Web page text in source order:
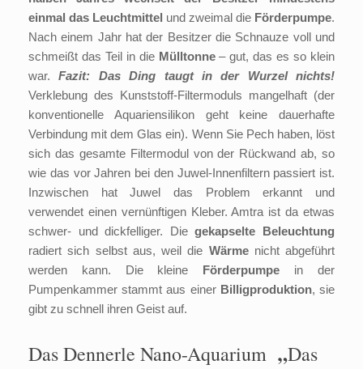
einmal das Leuchtmittel und zweimal die Förderpumpe.
Nach einem Jahr hat der Besitzer die Schnauze voll und
schmeißt das Teil in die Mülltonne– gut, das es so klein
war.Fazit: Das Ding taugt in der Wurzel nichts!
Verklebung des Kunststoff-Filtermoduls mangelhaft (der
konventionelle Aquariensilikon geht keine dauerhafte
Verbindung mit dem Glas ein). Wenn Sie Pech haben, löst
sich das gesamte Filtermodul von der Rückwand ab, so
wie das vor Jahren bei den Juwel-Innenfiltern passiert ist.
Inzwischen hat Juwel das Problem erkannt und
verwendet einen vernünftigen Kleber. Amtra ist da etwas
schwer- und dickfelliger. Diegekapselte Beleuchtung
radiert sich selbst aus, weil die Wärmenicht abgeführt
werden kann. Die kleine Förderpumpe in der
Pumpenkammer stammt aus einer Billigproduktion, sie
gibt zu schnell ihren Geist auf.
Das Dennerle Nano-Aquarium „Das